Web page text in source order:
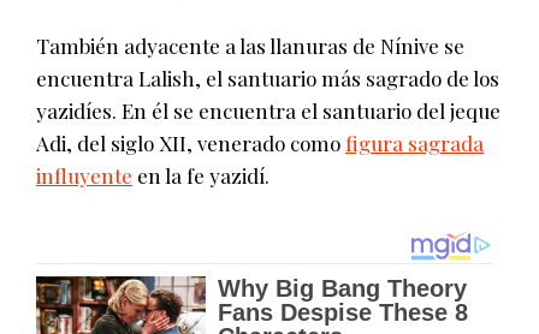
También adyacente a las llanuras de Nínive se
encuentra Lalish, el santuario más sagrado de los
yazidíes. En él se encuentra el santuario del jeque
Adi, del siglo XII, venerado comofigura sagrada
influyente en la fe yazidí.